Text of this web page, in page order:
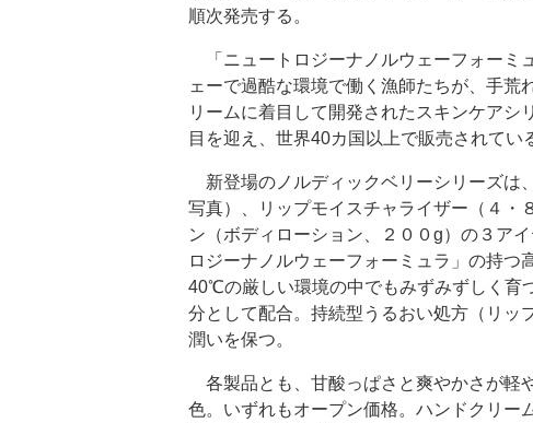
順次発売する。
「ニュートロジーナノルウェーフォーミ
ェーで過酷な環境で働く漁師たちが、手荒
リームに着目して開発されたスキンケアシ
目を迎え、世界40カ国以上で販売されてい
新登場のノルディックベリーシリーズは
写真）、リップモイスチャライザー（４・
ン（ボディローション、２００g）の３ア
ロジーナノルウェーフォーミュラ」の持つ
40℃の厳しい環境の中でもみずみずしく育
分として配合。持続型うるおい処方（リッ
潤いを保つ。
各製品とも、甘酸っぱさと爽やかさが軽
色。いずれもオープン価格。ハンドクリー